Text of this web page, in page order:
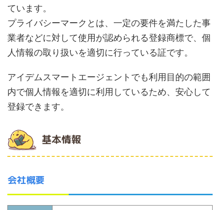
ています。
プライバシーマークとは、一定の要件を満たした事
業者などに対して使用が認められる登録商標で、個
人情報の取り扱いを適切に行っている証です。
アイデムスマートエージェントでも利用目的の範囲
内で個人情報を適切に利用しているため、安心して
登録できます。
基本情報
会社概要